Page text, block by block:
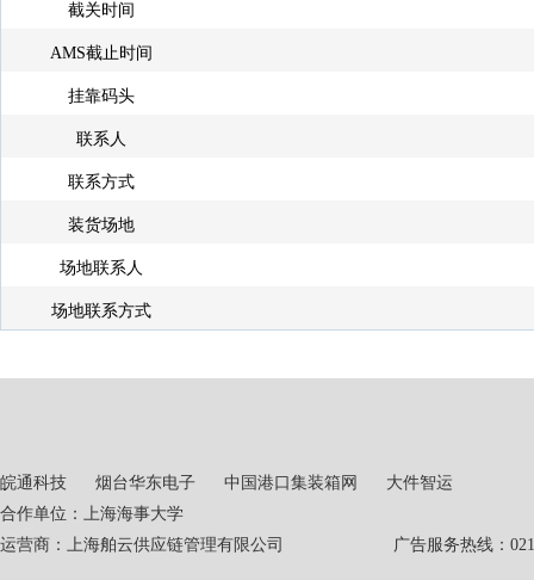
截关时间
AMS截止时间
挂靠码头
联系人
联系方式
装货场地
场地联系人
场地联系方式
皖通科技 烟台华东电子 中国港口集装箱网
大件智运
合作单位：上海海事大学
运营商：上海舶云供应链管理有限公司 广告服务热线：021-